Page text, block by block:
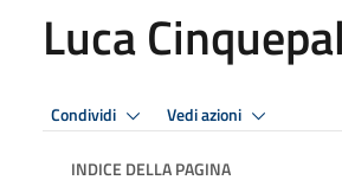
Luca
Condividi Vedi azioni
INDICE DELLA PAGINA